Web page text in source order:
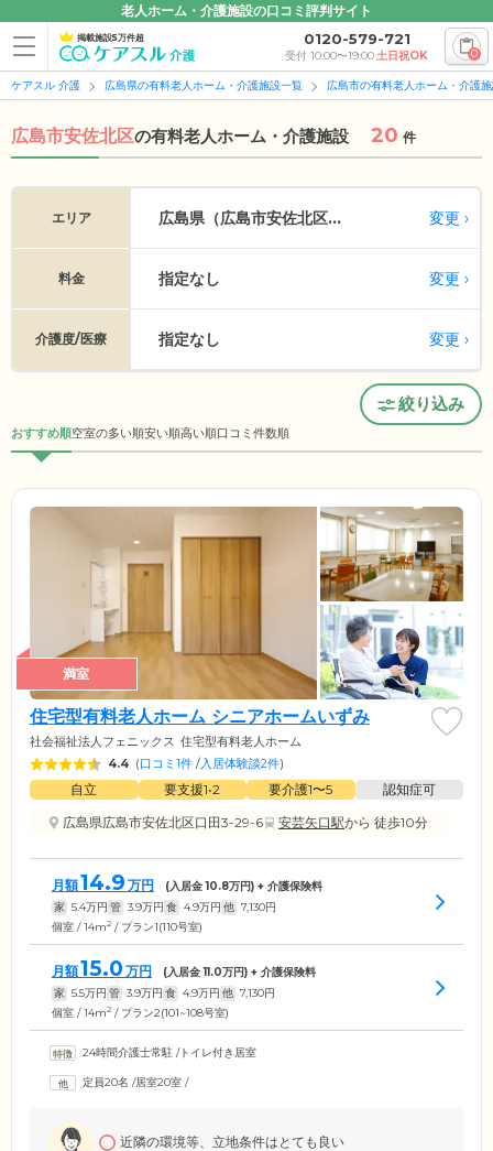
老人ホーム・介護施設の口コミ評判サイト
掲載施設5万件超 0120-579-721
受付 10:00〜19:00土日祝OK 0
ケアスル 介護 広島県の有料老人ホーム・介護施設一覧 広島市の有料老人ホーム・介護
広島市安佐北区の有料老人ホーム・介護施設 20 件
エリア 広島県（広島市安佐北区... 変更
料金 指定なし 変更
介護度/医療 指定なし 変更
絞り込み
おすすめ順空室の多い順安い順高い順口コミ件数順
満室
住宅型有料老人ホーム シニアホームいずみ
社会福祉法人フェニックス 住宅型有料老人ホーム
4.4 (口コミ1件 /入居体験談2件)
自立 要支援1•2 要介護1〜5
認知症可
広島県広島市安佐北区口田3-29-6
安芸矢口駅から 徒歩10分
月額14.9 万円 (入居金10.8万円) + 介護保険料
家 5.4万円 管 3.9万円 食 4.9万円 他 7,130円
個室 / 14m2 / プラン1(110号室)
月額15.0 万円 (入居金11.0万円) + 介護保険料
家 5.5万円 管 3.9万円 食 4.9万円 他 7,130円
個室 / 14m2 / プラン2(101~108号室)
24時間介護士常駐 /トイレ付き居室
定員20名 /居室20室 /
近隣の環境等、立地条件はとても良い